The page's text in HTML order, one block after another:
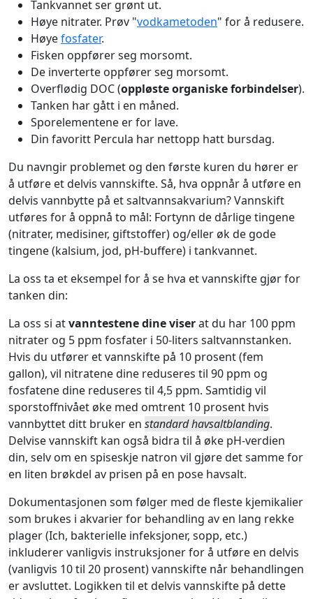
Tankvannet ser grønt ut.
Høye nitrater. Prøv "vodkametoden" for å redusere.
Høyefosfater.
Fisken oppfører seg morsomt.
De inverterte oppfører seg morsomt.
Overflødig DOC (oppløste organiske forbindelser).
Tanken har gått i en måned.
Sporelementene er for lave.
Din favoritt Percula har nettopp hatt bursdag.
Du navngir problemet og den første kuren du hører er
å utføre et delvis vannskifte. Så, hva oppnår å utføre en
delvis vannbytte på et saltvannsakvarium? Vannskift
utføres for å oppnå to mål: Fortynn de dårlige tingene
(nitrater, medisiner, giftstoffer) og/eller øk de gode
tingene (kalsium, jod, pH-buffere) i tankvannet.
La oss ta et eksempel for å se hva et vannskifte gjør for
tanken din:
La oss si atvanntestene dine viserat du har 100 ppm
nitrater og 5 ppm fosfater i 50-liters saltvannstanken.
Hvis du utfører et vannskifte på 10 prosent (fem
gallon), vil nitratene dine reduseres til 90 ppm og
fosfatene dine reduseres til 4,5 ppm. Samtidig vil
sporstoffnivået øke med omtrent 10 prosent hvis
vannbyttet ditt bruker en standard havsaltblanding.
Delvise vannskift kan også bidra til å øke pH-verdien
din, selv om en spiseskje natron vil gjøre det samme for
en liten brøkdel av prisen på en pose havsalt.
Dokumentasjonen som følger med de fleste kjemikalier
som brukes i akvarier for behandling av en lang rekke
plager (Ich, bakterielle infeksjoner, sopp, etc.)
inkluderer vanligvis instruksjoner for å utføre en delvis
(vanligvis 10 til 20 prosent) vannskifte når behandlingen
er avsluttet. Logikken til et delvis vannskifte på dette